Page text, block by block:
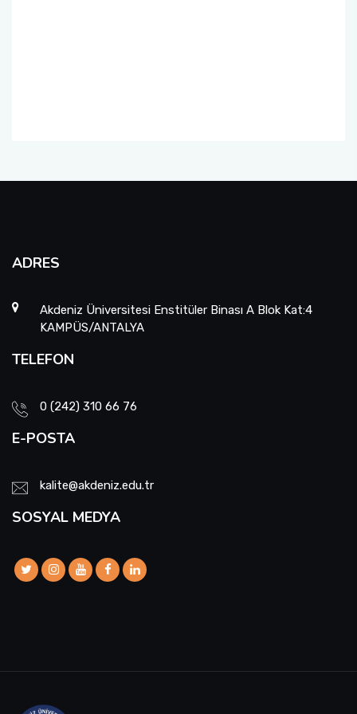
ADRES
Akdeniz Üniversitesi Enstitüler Binası A Blok Kat:4
KAMPÜS/ANTALYA
TELEFON
0 (242) 310 66 76
E-POSTA
kalite@akdeniz.edu.tr
SOSYAL MEDYA